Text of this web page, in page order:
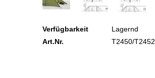
Verfügbarkeit
Lagernd
Art.Nr.
T2450/T2452